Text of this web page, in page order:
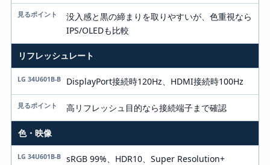
没入感と黒の締まりを取りやすいが、色重視なら
IPS/OLEDも比較
リフレッシュレート
DisplayPort接続時120Hz、HDMI接続時100Hz
高リフレッシュ目的なら接続端子まで確認
色・映像
sRGB 99%、HDR10、Super Resolution+